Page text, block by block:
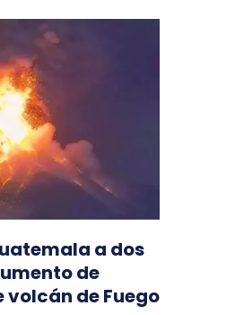
a dos
de
volcán de Fuego